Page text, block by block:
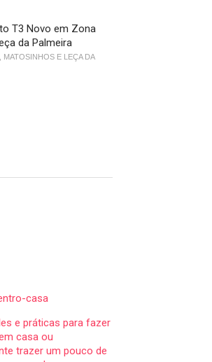
T3 Novo em Zona
da Palmeira
MATOSINHOS E LEÇA DA
e práticas para fazer
casa ou
trazer um pouco de